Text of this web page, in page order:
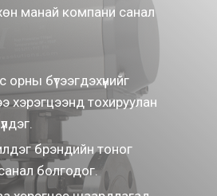
манай компани санал
бүтээгдэхүүнийг
хэрэгцээнд тохируулан
брэндийн тоног
болгодог.